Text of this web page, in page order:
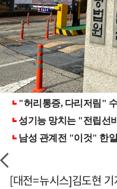
[대전=뉴시스]김도현